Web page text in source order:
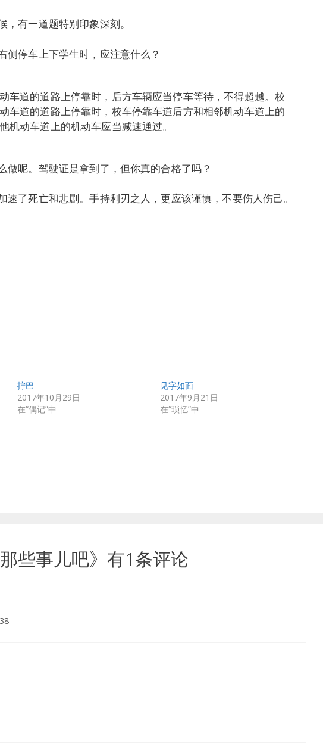
有一道题特别印象深刻。
侧停车上下学生时，应注意什么？
车道的道路上停靠时，后方车辆应当停车等待，不得超越。校
车道的道路上停靠时，校车停靠车道后方和相邻机动车道上的
机动车道上的机动车应当减速通过。
做呢。驾驶证是拿到了，但你真的合格了吗？
速了死亡和悲剧。手持利刃之人，更应该谨慎，不要伤人伤己。
拧巴
2017年10月29日
在“偶记”中
见字如面
2017年9月21日
在“琐忆”中
些事儿吧》有1条评论